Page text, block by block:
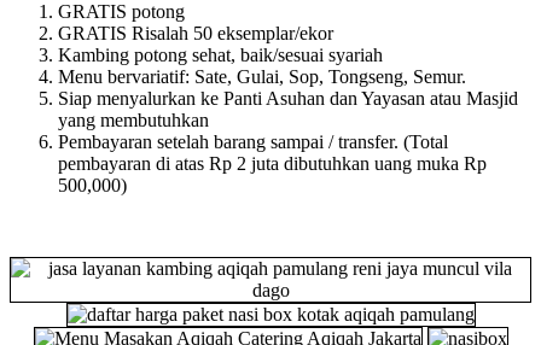
GRATIS potong
GRATIS Risalah 50 eksemplar/ekor
Kambing potong sehat, baik/sesuai syariah
Menu bervariatif: Sate, Gulai, Sop, Tongseng, Semur.
Siap menyalurkan ke Panti Asuhan dan Yayasan atau Masjid
yang membutuhkan
Pembayaran setelah barang sampai / transfer. (Total
pembayaran di atas Rp 2 juta dibutuhkan uang muka Rp
500,000)